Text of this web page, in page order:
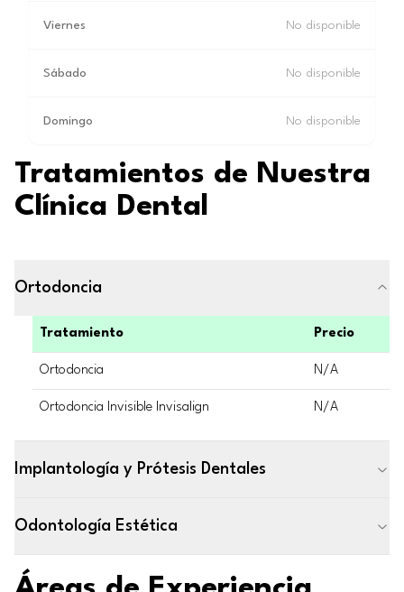
Viernes No disponible
Sábado No disponible
Domingo No disponible
Tratamientos de Nuestra
Clínica Dental
Ortodoncia
Tratamiento Precio
Ortodoncia N/A
Ortodoncia Invisible Invisalign N/A
Implantología y Prótesis Dentales
Odontología Estética